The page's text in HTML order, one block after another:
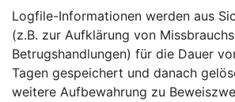
Logfile-Informationen werden aus
(z.B. zur Aufklärung von
Betrugshandlungen) für die Dauer
Tagen gespeichert und danach
weitere Aufbewahrung zu